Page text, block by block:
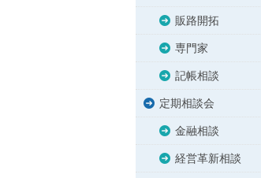
販路開拓
専門家
記帳相談
定期相談会
金融相談
経営革新相談